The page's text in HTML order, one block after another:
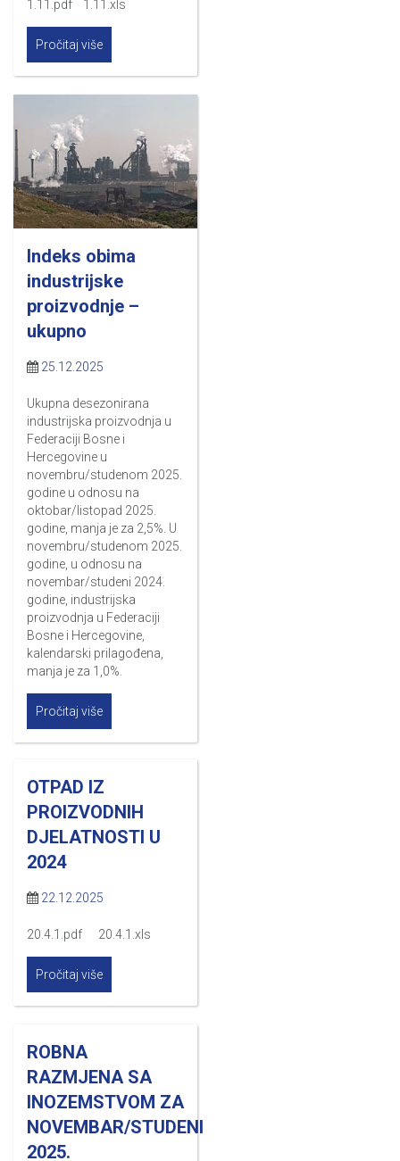
1.11.pdf 1.11.xls
Pročitaj više
Indeks obima
industrijske
proizvodnje –
ukupno
25.12.2025
Ukupna desezonirana
industrijska proizvodnja u
Federaciji Bosne i
Hercegovine u
novembru/studenom 2025.
godine u odnosu na
oktobar/listopad 2025.
godine, manja je za 2,5%. U
novembru/studenom 2025.
godine, u odnosu na
novembar/studeni 2024.
godine, industrijska
proizvodnja u Federaciji
Bosne i Hercegovine,
kalendarski prilagođena,
manja je za 1,0%.
Pročitaj više
OTPAD IZ
PROIZVODNIH
DJELATNOSTI U
2024
22.12.2025
20.4.1.pdf 20.4.1.xls
Pročitaj više
ROBNA
RAZMJENA SA
INOZEMSTVOM ZA
NOVEMBAR/STUDENI
2025.